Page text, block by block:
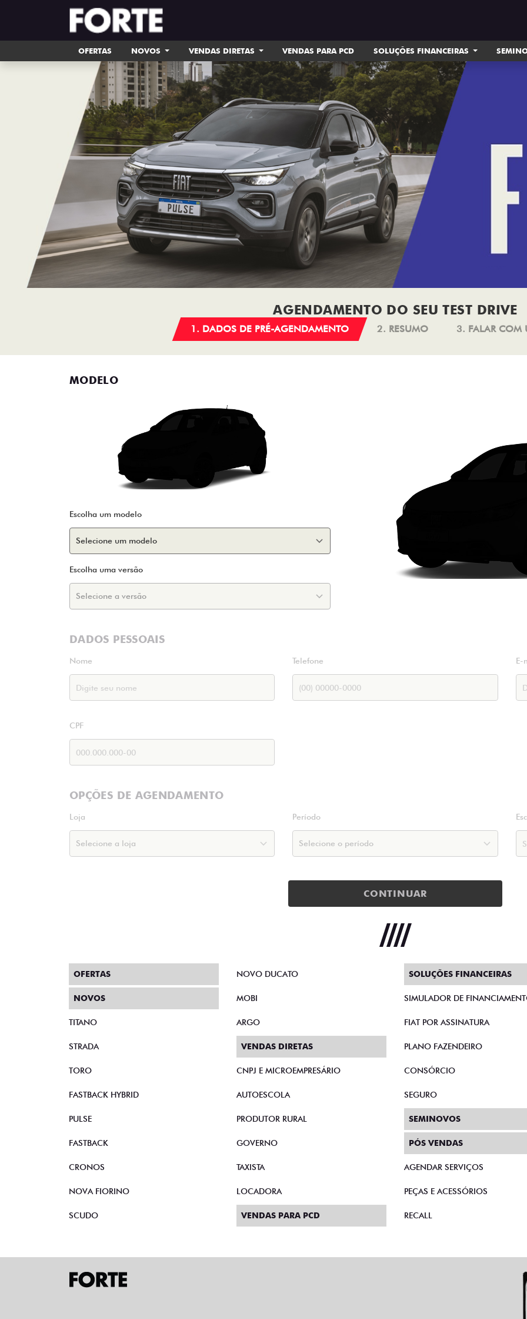
OFERTAS NOVOS VENDAS DIRETAS VENDAS PARA PCD SOLUÇÕES FINANCEIRAS
AGENDAMENTO DO SEU TEST DRIVE
1. DADOS DE PRÉ-AGENDAMENTO 2. RESUMO 3. FALAR COM
MODELO
Escolha um modelo
Escolha uma versão
DADOS PESSOAIS
Nome Telefone E-
CPF
OPÇÕES DE AGENDAMENTO
Loja Período
CONTINUAR
OFERTAS
NOVOS
TITANO
STRADA
TORO
FASTBACK HYBRID
PULSE
FASTBACK
CRONOS
NOVA FIORINO
SCUDO
NOVO DUCATO
MOBI
ARGO
VENDAS DIRETAS
CNPJ E MICROEMPRESÁRIO
AUTOESCOLA
PRODUTOR RURAL
GOVERNO
TAXISTA
LOCADORA
VENDAS PARA PCD
SOLUÇÕES FINANCEIRAS
SIMULADOR DE
FIAT POR ASSINATURA
PLANO FAZENDEIRO
CONSÓRCIO
SEGURO
SEMINOVOS
PÓS VENDAS
AGENDAR SERVIÇOS
PEÇAS E ACESSÓRIOS
RECALL